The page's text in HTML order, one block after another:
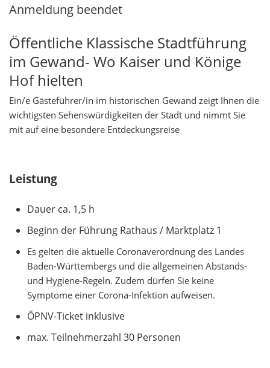
Anmeldung beendet
Öffentliche Klassische Stadtführung
im Gewand- Wo Kaiser und Könige
Hof hielten
Ein/e Gästeführer/in im historischen Gewand zeigt Ihnen die
wichtigsten Sehenswürdigkeiten der Stadt und nimmt Sie
mit auf eine besondere Entdeckungsreise
Leistung
Dauer ca. 1,5 h
Beginn der Führung Rathaus / Marktplatz 1
Es gelten die aktuelle Coronaverordnung des Landes
Baden-Württembergs und die allgemeinen Abstands-
und Hygiene-Regeln. Zudem dürfen Sie keine
Symptome einer Corona-Infektion aufweisen.
ÖPNV-Ticket inklusive
max. Teilnehmerzahl 30 Personen